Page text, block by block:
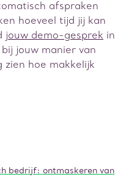
afspraken
hoeveel tijd jij kan
jouw demo-gesprek in
jouw manier van
zien hoe makkelijk
bedrijf: ontmaskeren van